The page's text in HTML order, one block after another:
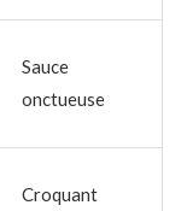
Sauce
onctueuse
Croquant